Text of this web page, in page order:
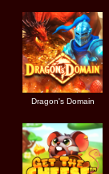
Dragon's Domain